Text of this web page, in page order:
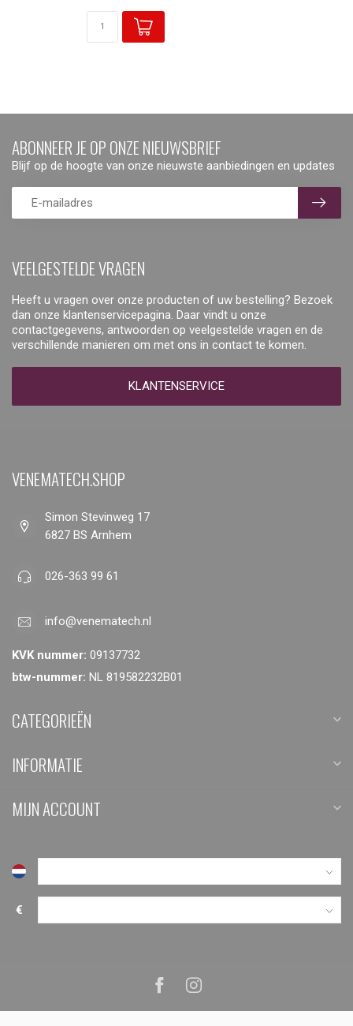
VEELGESTELDE VRAGEN
Heeft u vragen over onze producten of uw bestelling? Bezoek
dan onze klantenservicepagina. Daar vindt u onze
contactgegevens, antwoorden op veelgestelde vragen en de
verschillende manieren om met ons in contact te komen.
KLANTENSERVICE
ABONNEER JE OP ONZE NIEUWSBRIEF
Blijf op de hoogte van onze nieuwste aanbiedingen en updates
VENEMATECH.SHOP
Simon Stevinweg 17
6827 BS Arnhem
026-363 99 61
info@venematech.nl
KVK nummer: 09137732
btw-nummer: NL 819582232B01
CATEGORIEËN
INFORMATIE
MIJN ACCOUNT
€